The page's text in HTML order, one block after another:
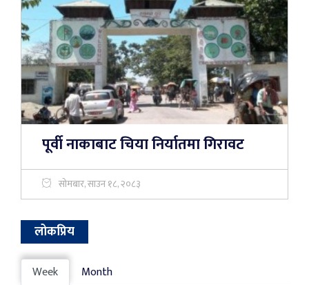
पूर्वी नाकाबाट चिया निर्यातमा गिरावट
सोमबार, साउन १८, २०८३
लोकप्रिय
Week Month